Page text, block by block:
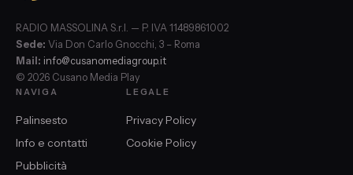
RADIO MASSOLINA S.r.l. — P. IVA 11489861002
Sede: Via Don Carlo Gnocchi, 3 – Roma
Mail: info@cusanomediagroup.it
© 2026 Cusano Media Play
NAVIGA
Palinsesto
Info e contatti
Pubblicità
LEGALE
Privacy Policy
Cookie Policy